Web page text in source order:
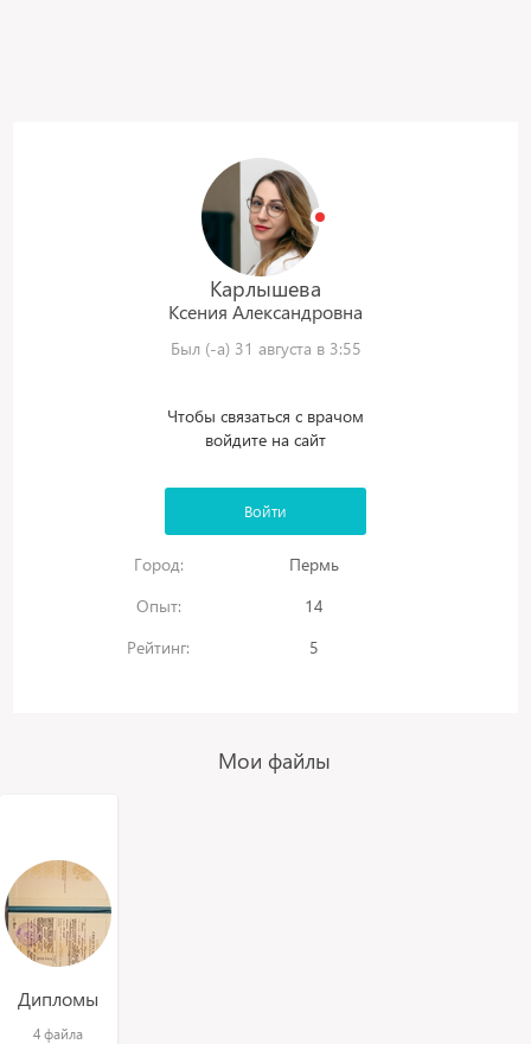
Карлышева
Ксения Александровна
Был (-а) 31 августа в 3:55
Чтобы связаться с врачом
войдите на сайт
Войти
Город:
Пермь
Опыт:
14
Рейтинг:
5
Мои файлы
Дипломы
4 файла